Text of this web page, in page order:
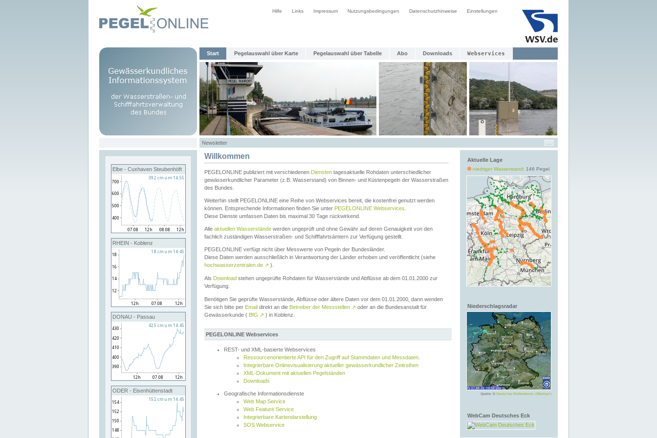
Hilfe Links Impressum Nutzungsbedingungen Datenschutzhinweise Einstellungen
Start Pegelauswahl über Karte Pegelauswahl über Tabelle Abo Downloads Webservices
Newsletter
Elbe - Cuxhaven Steubenhöft
RHEIN - Koblenz
DONAU - Passau
ODER - Eisenhüttenstadt
Aktuelle Lage
niedriger Wasserstand: 146 Pegel
Niederschlagsradar
Quelle: © Deutscher Wetterdienst, Offenbach
WebCam Deutsches Eck
Willkommen
PEGELONLINE publiziert mit verschiedenen Diensten tagesaktuelle Rohdaten unterschiedlicher
gewässerkundlicher Parameter (z.B. Wasserstand) von Binnen- und Küstenpegeln der Wasserstraßen
des Bundes.
Weiterhin stellt PEGELONLINE eine Reihe von Webservices bereit, die kostenfrei genutzt werden
können. Entsprechende Informationen finden Sie unter PEGELONLINE Webservices
Diese Dienste umfassen Daten bis maximal 30 Tage rückwirkend.
Alle aktuellen Wasserstände werden ungeprüft und ohne Gewähr auf deren Genauigkeit von den
fachlich zuständigen Wasserstraßen- und Schifffahrtsämtern zur Verfügung gestellt.
PEGELONLINE verfügt nicht über Messwerte von Pegeln der Bundesländer.
Diese Daten werden ausschließlich in Verantwortung der Länder erhoben und veröffentlicht (siehe
hochwasserzentralen.de ↗ ).
Als Download stehen ungeprüfte Rohdaten für Wasserstände und Abflüsse ab dem 01.01.2000 zur
Verfügung.
Benötigen Sie geprüfte Wasserstände, Abflüsse oder ältere Daten vor dem 01.01.2000, dann wenden
Sie sich bitte per Email direkt an die Betreiber der Messstellen ↗ oder an die Bundesanstalt für
Gewässerkunde ( BfG ↗ ) in Koblenz.
PEGELONLINE Webservices
REST- und XML-basierte Webservices
Ressourcenorientierte API für den Zugriff auf Stammdaten und Messdaten.
Integrierbare Onlinevisualisierung aktueller gewässerkundlicher Zeitreihen
XML-Dokument mit aktuellen Pegelständen
Downloads
Geografische Informationsdienste
Web Map Service
Web Feature Service
Integrierbare Kartendarstellung
SOS Webservice